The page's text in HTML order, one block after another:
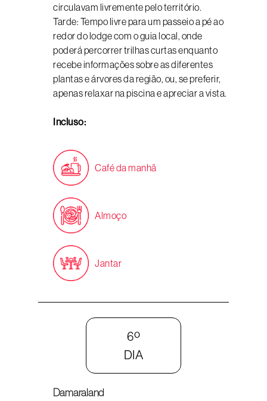
circulavam livremente pelo território.
Tarde: Tempo livre para um passeio a pé ao
redor do lodge com o guia local, onde
poderá percorrer trilhas curtas enquanto
recebe informações sobre as diferentes
plantas e árvores da região, ou, se preferir,
apenas relaxar na piscina e apreciar a vista.
Incluso:
Café da manhã
Almoço
Jantar
6º
DIA
Damaraland